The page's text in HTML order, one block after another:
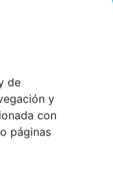
de
y
con
páginas